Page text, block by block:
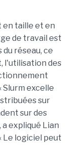
en taille et en
de travail est
réseau, ce
l'utilisation des
Slurm excelle
sur
sur des
a expliqué Lian
Le logiciel peut